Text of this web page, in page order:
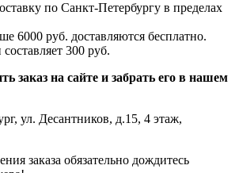
по Санкт-Петербургу в пределах
6000 руб. доставляются бесплатно.
300 руб.
заказ на сайте и забрать его в нашем
ул. Десантников, д.15, 4 этаж,
заказа обязательно дождитесь